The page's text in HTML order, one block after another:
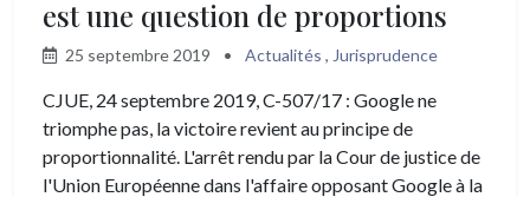
est une question de proportions
25 septembre 2019 • Actualités , Jurisprudence
CJUE, 24 septembre 2019, C-507/17 : Google ne
triomphe pas, la victoire revient au principe de
proportionnalité. L'arrêt rendu par la Cour de justice de
l'Union Européenne dans l'affaire opposant Google à la